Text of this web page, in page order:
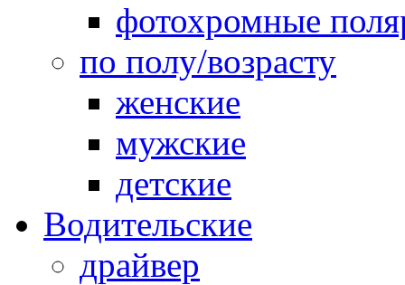
фотохромные
по полу/возрасту
женские
мужские
детские
Водительские
драйвер